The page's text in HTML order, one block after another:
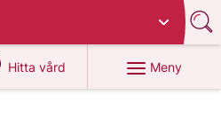
Hitta vård
på 1177.se
Meny